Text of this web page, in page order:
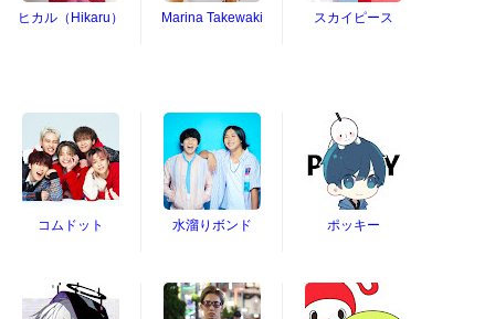
ヒカル（Hikaru） Marina Takewaki スカイピース
コムドット 水溜りボンド ポッキー